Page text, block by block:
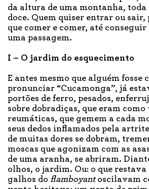
da altura de uma montanha,
doce. Quem quiser entrar ou
que comer e comer, até
uma passagem.
I – O jardim do esquecimento
E antes mesmo que alguém fosse
pronunciar “Cucamonga”, já
portões de ferro, pesados,
sobre dobradiças, que eram como
reumáticas, que gemem a cada
seus dedos inflamados pela
de muitas dores se dobram,
moscas que agonizam com as
de uma aranha, se abriram.
olhos, o jardim. Ou: o que
galhos do flamboyantoscilavam